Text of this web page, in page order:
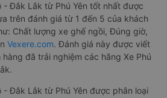
- Đắk Lắk từ Phú Yên tốt nhất được
trên đánh giá từ 1 đến 5 của khách
Chất lượng xe ghế ngồi, Đúng giờ,
Vexere.com. Đánh giá này được viết
đã trải nghiệm các hãng Xe Phú
- Đắk Lắk từ Phú Yên được phân loại